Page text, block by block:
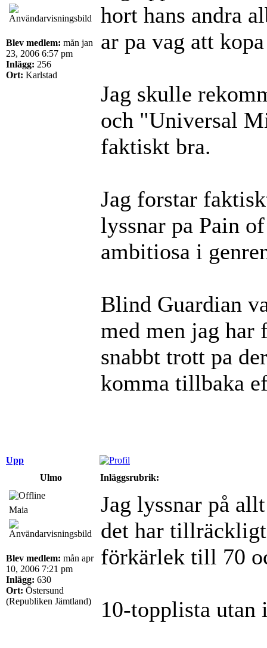
Blev medlem: mån jan
23, 2006 6:57 pm
Inlägg: 256
Ort: Karlstad
hort hans andra
ar pa vag att
Jag skulle
och "Universal
faktiskt bra.
Jag forstar
lyssnar pa Pain
ambitiosa i
Blind Guardian
med men jag
snabbt trott pa
komma tillbaka
Upp
Ulmo
Inläggsrubrik:
Maia
Blev medlem: mån apr
10, 2006 7:21 pm
Inlägg: 630
Ort: Östersund
(Republiken Jämtland)
Jag lyssnar på
det har
förkärlek till 70
10-topplista utan